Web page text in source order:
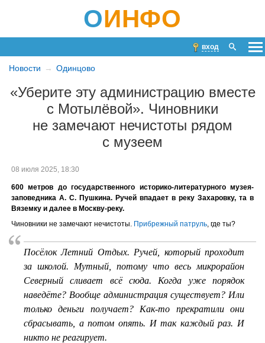
ОИНФО
вход
Новости Одинцово
«Уберите эту администрацию вместе
с Мотылёвой». Чиновники
не замечают нечистоты рядом
с музеем
08 июля 2025, 18:30
600 метров до государственного историко-литературного музея-
заповедника А. С. Пушкина. Ручей впадает в реку Захаровку, та в
Вяземку и далее в Москву-реку.
Чиновники не замечают нечистоты. Прибрежный патруль , где ты?
Посёлок Летний Отдых. Ручей, который проходит
за школой. Мутный, потому что весь микрорайон
Северный сливает всё сюда. Когда уже порядок
наведёте? Вообще администрация существует? Или
только деньги получает? Как-то прекратили они
сбрасывать, а потом опять. И так каждый раз. И
никто не реагирует.